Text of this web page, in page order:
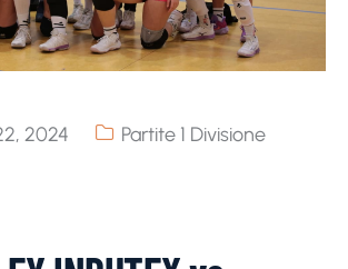
2024
Partite 1 Divisione